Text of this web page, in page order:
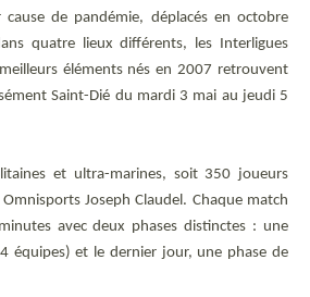
de pandémie, déplacés en octobre
quatre lieux différents, les Interligues
éléments nés en 2007 retrouvent
Saint-Dié du mardi 3 mai au jeudi 5
et ultra-marines, soit 350 joueurs
Joseph Claudel. Chaque match
avec deux phases distinctes : une
équipes) et le dernier jour, une phase de